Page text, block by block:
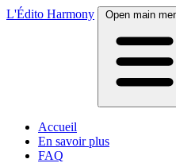
L'Édito Harmony Open main
Accueil
En savoir plus
FAQ